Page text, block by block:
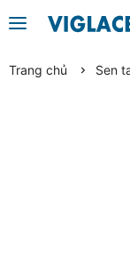
Trang chủ Sen